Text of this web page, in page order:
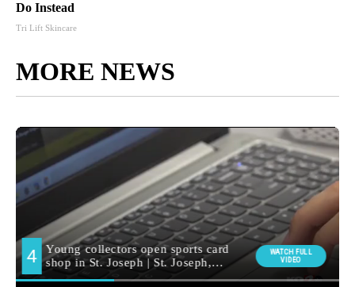
Do Instead
Tri Lift Skincare
MORE NEWS